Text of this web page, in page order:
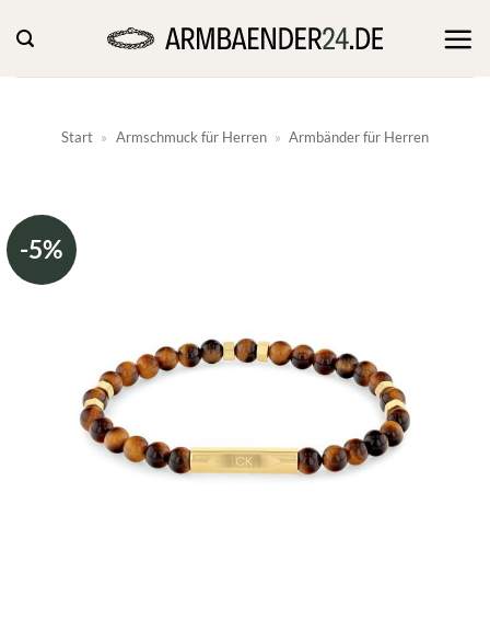
Inhalt
springen
Start » Armschmuck für Herren » Armbänder für Herren
-5%